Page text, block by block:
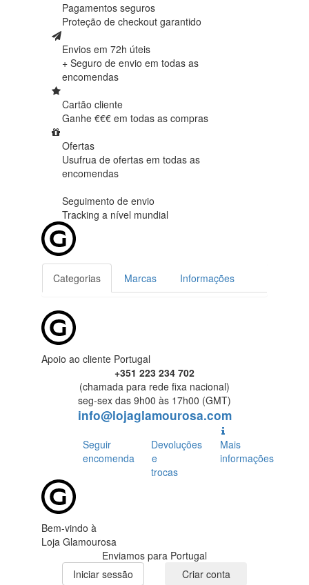
Pagamentos seguros
Proteção de checkout garantido
Envios em 72h úteis
+ Seguro de envio em todas as
encomendas
Cartão cliente
Ganhe €€€ em todas as compras
Ofertas
Usufrua de ofertas em todas as
encomendas
Seguimento de envio
Tracking a nível mundial
Categorias Marcas Informações
Apoio ao cliente Portugal
+351 223 234 702
(chamada para rede fixa nacional)
seg-sex das 9h00 às 17h00 (GMT)
info@lojaglamourosa.com
Seguir
encomenda
Devoluções
e
trocas
Mais
informações
Bem-vindo à
Loja Glamourosa
Enviamos para Portugal
Iniciar sessão
Criar conta